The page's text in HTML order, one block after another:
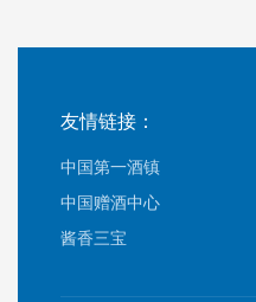
友情链接：
中国第一酒镇
中国赠酒中心
酱香三宝